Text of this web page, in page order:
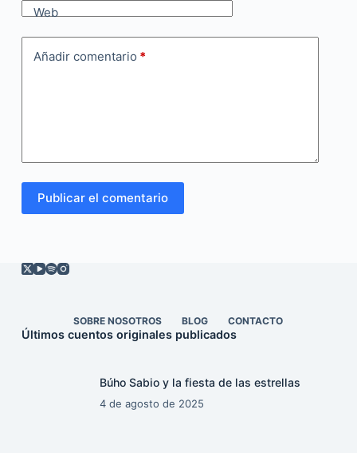
Web
Añadir comentario *
Publicar el comentario
SOBRE NOSOTROS BLOG CONTACTO
Últimos cuentos originales publicados
Búho Sabio y la fiesta de las estrellas
4 de agosto de 2025